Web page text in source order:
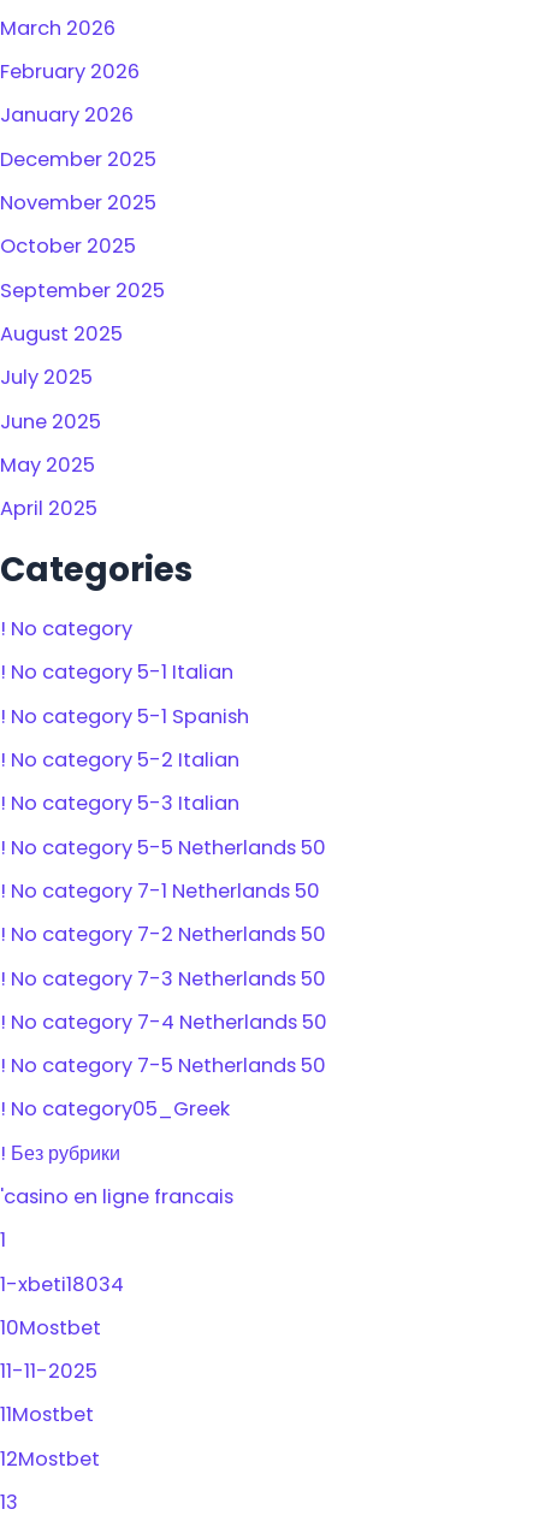
March 2026
February 2026
January 2026
December 2025
November 2025
October 2025
September 2025
August 2025
July 2025
June 2025
May 2025
April 2025
Categories
! No category
! No category 5-1 Italian
! No category 5-1 Spanish
! No category 5-2 Italian
! No category 5-3 Italian
! No category 5-5 Netherlands 50
! No category 7-1 Netherlands 50
! No category 7-2 Netherlands 50
! No category 7-3 Netherlands 50
! No category 7-4 Netherlands 50
! No category 7-5 Netherlands 50
! No category05_Greek
! Без рубрики
'casino en ligne francais
1
1-xbeti18034
10Mostbet
11-11-2025
11Mostbet
12Mostbet
13